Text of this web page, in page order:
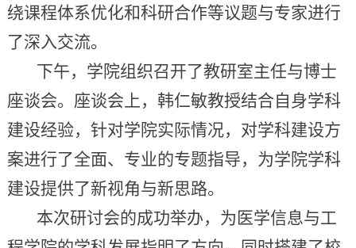
绕课程体系优化和科研合作等议题与专家进行
了深入交流。
下午，学院组织召开了教研室主任与博士
座谈会。座谈会上，韩仁敏教授结合自身学科
建设经验，针对学院实际情况，对学科建设方
案进行了全面、专业的专题指导，为学院学科
建设提供了新视角与新思路。
本次研讨会的成功举办，为医学信息与工